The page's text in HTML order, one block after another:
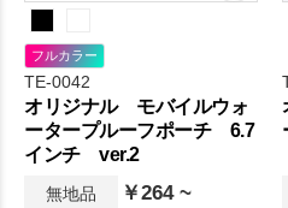
フルカラー
TE-0042
オリジナル モバイルウォ
ータープルーフポーチ 6.7
インチ ver.2
無地品 ￥264 ~